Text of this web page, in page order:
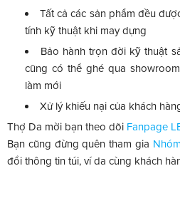
Tất cả các sản phẩm đều
tính kỹ thuật khi may dựng
Bảo hành trọn đời kỹ thuật
cũng có thể ghé qua
làm mới
Xử lý khiếu nại của khách
Thợ Da mời bạn theo dõi Fanpage
Bạn cũng đừng quên tham gia
đổi thông tin túi, ví da cùng khách